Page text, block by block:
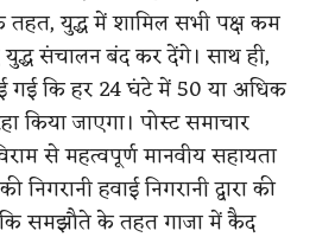
युद्ध में शामिल सभी पक्ष कम
संचालन बंद कर देंगे। साथ ही,
गई कि हर 24 घंटे में 50 या अधिक
किया जाएगा। पोस्ट समाचार
से महत्वपूर्ण मानवीय सहायता
हवाई निगरानी द्वारा की
कि समझौते के तहत गाजा में कैद